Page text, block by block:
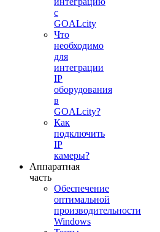
с
GOALcity
Что
необходимо
для
интеграции
IP
оборудования
в
GOALcity?
Как
подключить
IP
камеры?
Аппаратная
часть
Обеспечение
оптимальной
производительности
Windows